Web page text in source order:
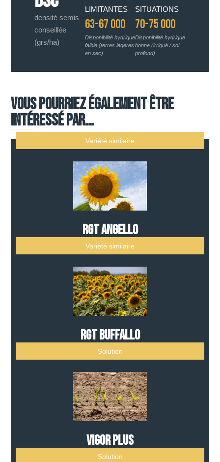
densité semis
conseillée
(grs/ha)
LIMITANTES
63-67 000
Disponibilité hydrique
faible (terres légères
en sec)
SITUATIONS
70-75 000
Disponibilité hydrique
bonne (irrigué / sol
profond)
Vous pourriez également être
intéressé par...
Variété similaire
RGT ANGELLO
Variété similaire
RGT BUFFALLO
Solution
Vigor Plus
Solution